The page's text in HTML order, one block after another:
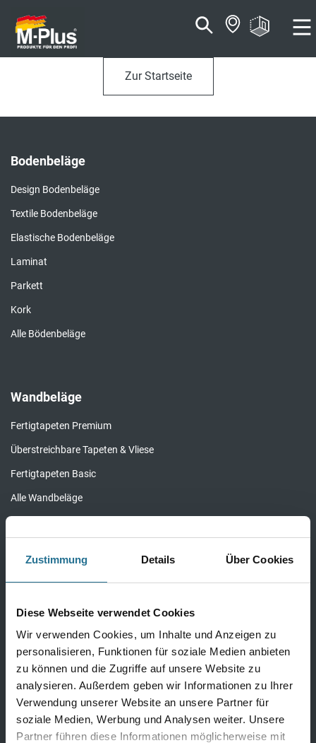
Zustimmung Details Über Cookies
Diese Webseite verwendet Cookies
Wir verwenden Cookies, um Inhalte und Anzeigen zu
personalisieren, Funktionen für soziale Medien anbieten
zu können und die Zugriffe auf unsere Website zu
analysieren. Außerdem geben wir Informationen zu Ihrer
Verwendung unserer Website an unsere Partner für
soziale Medien, Werbung und Analysen weiter. Unsere
Partner führen diese Informationen möglicherweise mit
Inhalt
springen
Navigationsmenü
springen
Zur Startseite
Bodenbeläge
Design Bodenbeläge
Textile Bodenbeläge
Elastische Bodenbeläge
Laminat
Parkett
Kork
Alle Bödenbeläge
Wandbeläge
Fertigtapeten Premium
Überstreichbare Tapeten & Vliese
Fertigtapeten Basic
Alle Wandbeläge
Bauchemie
Bauchemie Boden
Komplette Bauchemie
Farben